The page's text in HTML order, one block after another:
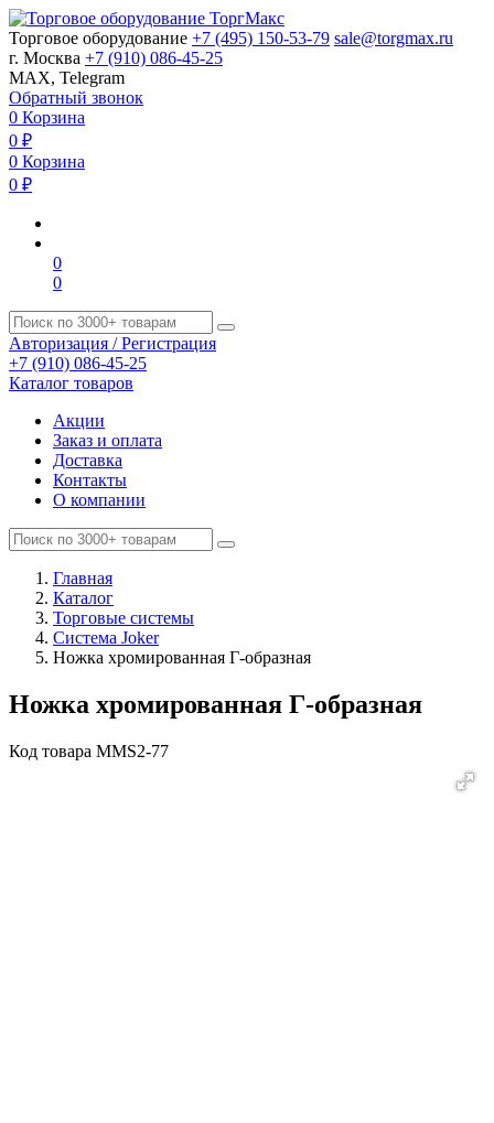
Торговое оборудование +7 (495) 150-53-79 sale@torgmax.ru
г. Москва +7 (910) 086-45-25
MAX, Telegram
Обратный звонок
0 Корзина
0 ₽
0 Корзина
0 ₽
0
0
Авторизация / Регистрация
+7 (910) 086-45-25
Каталог товаров
Акции
Заказ и оплата
Доставка
Контакты
О компании
Главная
Каталог
Торговые системы
Система Joker
Ножка хромированная Г-образная
Ножка хромированная Г-образная
Код товара MMS2-77